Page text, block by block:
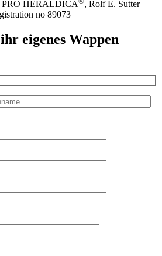
PRO HERALDICA
, Rolf E. Sutter
no 89073
eigenes Wappen